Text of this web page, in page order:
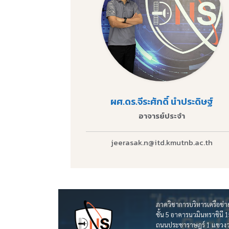
ผศ.ดร.จีระศักดิ์ นำประดิษฐ์
อาจารย์ประจำ
jeerasak.n@itd.kmutnb.ac.th
ภาควิชาการบริหารเครือ
ชั้น 5 อาคารนวมินทราชินี
ถนนประชาราษฎร์ 1 แขวง